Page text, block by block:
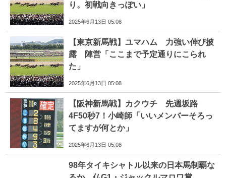
り。初戦向きっぽい」
2025年6月13日 05:08
【東京新馬戦】ユマハム 力強い伸び披
露 陣営「ここまで予定通りにこられ
た」
2025年6月13日 05:08
【阪神新馬戦】カクウチ 先週坂路
4F50秒7！小崎師「いいメンバーそろっ
てますが何とか」
2025年6月13日 05:08
98年タイキシャトル以来の日本馬制覇な